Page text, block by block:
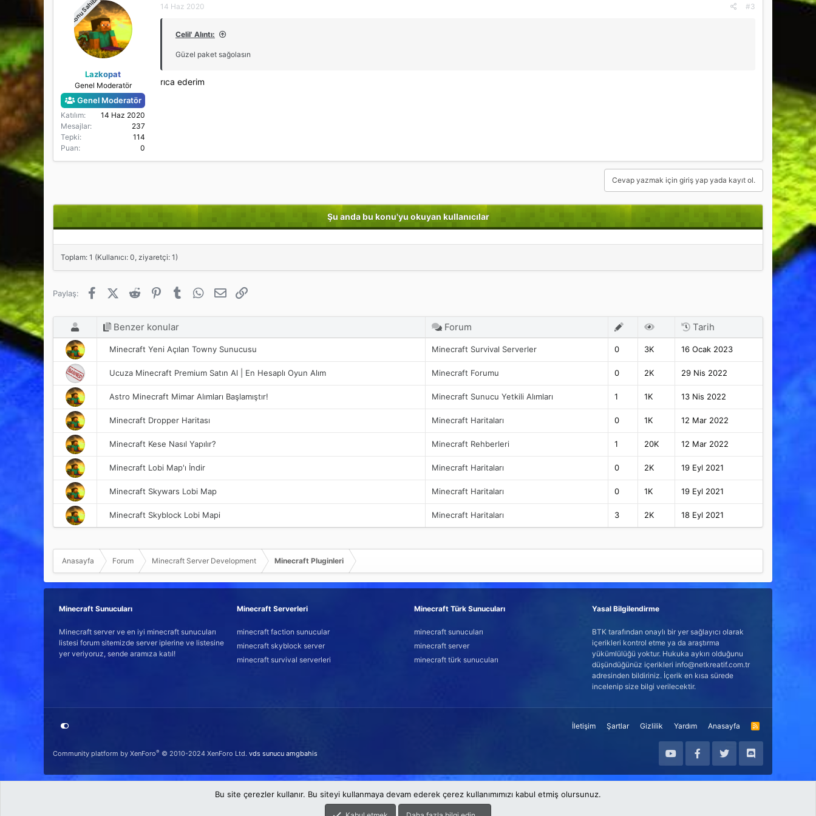
Konu Sahibi
Lazkopat
Genel Moderatör
Genel Moderatör
Katılım
14 Haz 2020
Mesajlar
237
Tepki
114
Puan
0
14 Haz 2020 #3
Celil' Alıntı:
Güzel paket sağolasın
rıca ederim
Cevap yazmak için giriş yap yada kayıt ol.
Şu anda bu konu'yu okuyan kullanıcılar
Toplam: 1 (Kullanıcı: 0, ziyaretçi: 1)
Paylaş: FacebookX (Twitter)
Reddit PinterestTumblr WhatsApp
E-posta
Benzer konular Forum Tarih
Minecraft Yeni Açılan Towny Sunucusu Minecraft Survival Serverler 0 3K 16 Ocak 2023
Ucuza Minecraft Premium Satın Al | En Hesaplı Oyun Alım Minecraft Forumu 0 2K 29 Nis 2022
Astro Minecraft Mimar Alımları Başlamıştır! Minecraft Sunucu Yetkili Alımları 1 1K 13 Nis 2022
Minecraft Dropper Haritası Minecraft Haritaları 0 1K 12 Mar 2022
Minecraft Kese Nasıl Yapılır? Minecraft Rehberleri 1 20K 12 Mar 2022
Minecraft Lobi Map'ı İndir Minecraft Haritaları 0 2K 19 Eyl 2021
Minecraft Skywars Lobi Map Minecraft Haritaları 0 1K 19 Eyl 2021
Minecraft Skyblock Lobi Mapi Minecraft Haritaları 3 2K 18 Eyl 2021
Anasayfa Forum Minecraft Server Development Minecraft Pluginleri
Minecraft Sunucuları
Minecraft server ve en iyi minecraft sunucuları
listesi forum sitemizde server iplerine ve listesine
yer veriyoruz, sende aramıza katıl!
Minecraft Serverleri
minecraft faction sunucular
minecraft skyblock server
minecraft survival serverleri
Minecraft Türk Sunucuları
minecraft sunucuları
minecraft server
minecraft türk sunucuları
Yasal Bilgilendirme
BTK tarafından onaylı bir yer sağlayıcı olarak
içerikleri kontrol etme ya da araştırma
yükümlülüğü yoktur. Hukuka aykırı olduğunu
düşündüğünüz içerikleri info@netkreatif.com.tr
adresinden bildiriniz. İçerik en kısa sürede
incelenip size bilgi verilecektir.
İletişim Şartlar Gizlilik Yardım Anasayfa
R
S
Community platform by XenForo® © 2010-2024 XenForo Ltd. vds sunucu amgbahis
Bu site çerezler kullanır. Bu siteyi kullanmaya devam ederek çerez kullanımımızı kabul etmiş olursunuz.